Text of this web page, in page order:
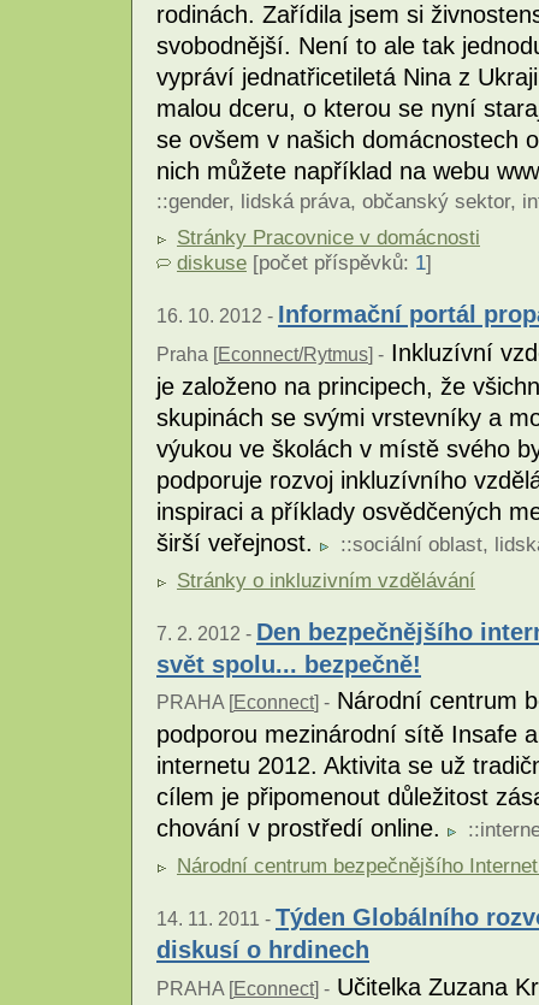
rodinách. Zařídila jsem si
svobodnější. Není to ale tak
vypráví jednatřicetiletá Nina z
malou dceru, o kterou se nyní
se ovšem v našich domácnostech
nich můžete například na webu
::gender, lidská práva, občanský sektor,
Stránky Pracovnice v domácnosti
diskuse [počet příspěvků: 1]
16. 10. 2012 - Informační portál
Praha [Econnect/Rytmus] - Inkluzívní
je založeno na principech, že
skupinách se svými vrstevníky a
výukou ve školách v místě svého
podporuje rozvoj inkluzívního
inspiraci a příklady osvědčených
širší veřejnost.
::sociální oblast,
Stránky o inkluzivním vzdělávání
7. 2. 2012 - Den bezpečnějšího
svět spolu... bezpečně!
PRAHA [Econnect] - Národní centrum
podporou mezinárodní sítě Insafe
internetu 2012. Aktivita se už
cílem je připomenout důležitost
chování v prostředí online.
::
Národní centrum bezpečnějšího
14. 11. 2011 - Týden Globálního
diskusí o hrdinech
PRAHA [Econnect] - Učitelka Zuzana